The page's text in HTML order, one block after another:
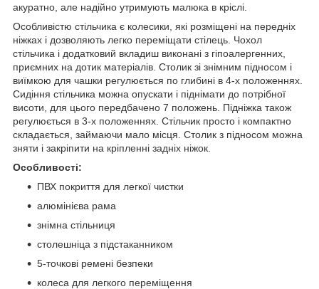
акуратно, але надійно утримують малюка в кріслі.
Особливістю стільчика є колесики, які розміщені на передніх
ніжках і дозволяють легко переміщати стілець. Чохол
стільчика і додатковий вкладиш виконані з гіпоалергенних,
приємних на дотик матеріалів. Столик зі знімним підносом і
виїмкою для чашки регулюється по глибині в 4-х положеннях.
Сидіння стільчика можна опускати і піднімати до потрібної
висоти, для цього передбачено 7 положень. Підніжка також
регулюється в 3-х положеннях. Стільчик просто і компактно
складається, займаючи мало місця. Столик з підносом можна
зняти і закріпити на кріпленні задніх ніжок.
Особливості:
ПВХ покриття для легкої чистки
алюмінієва рама
знімна стільниця
cтолешніца з підстаканником
5-точкові ремені безпеки
колеса для легкого переміщення